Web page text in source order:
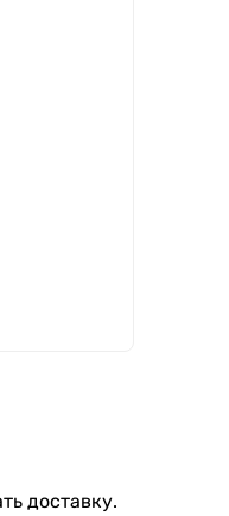
доставку.